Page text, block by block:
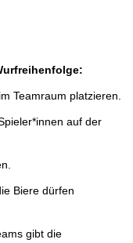
Teamraum platzieren.
auf der
Biere dürfen
gibt die